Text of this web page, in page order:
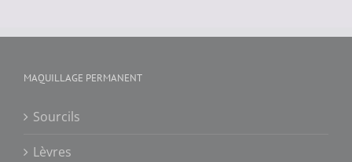
MAQUILLAGE PERMANENT
Sourcils
Lèvres